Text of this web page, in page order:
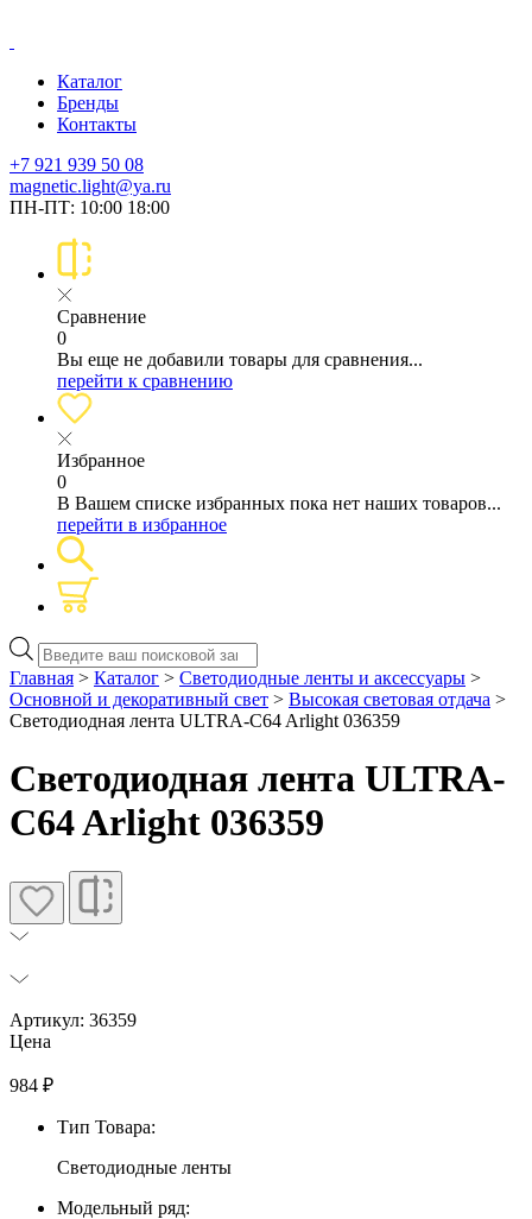
Каталог
Бренды
Контакты
+7 921 939 50 08
magnetic.light@ya.ru
ПН-ПТ: 10:00 18:00
Сравнение
0
Вы еще не добавили товары для сравнения...
перейти к сравнению
Избранное
0
В Вашем списке избранных пока нет наших товаров...
перейти в избранное
Поиск
товаров
Главная > Каталог > Светодиодные ленты и аксессуары >
Основной и декоративный свет > Высокая световая отдача >
Светодиодная лента ULTRA-C64 Arlight 036359
Светодиодная лента ULTRA-
C64 Arlight 036359
Артикул: 36359
Цена
984 ₽
Тип Товара:
Светодиодные ленты
Модельный ряд: